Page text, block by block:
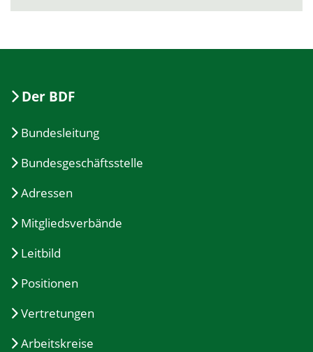
Der BDF
Bundesleitung
Bundesgeschäftsstelle
Adressen
Mitgliedsverbände
Leitbild
Positionen
Vertretungen
Arbeitskreise